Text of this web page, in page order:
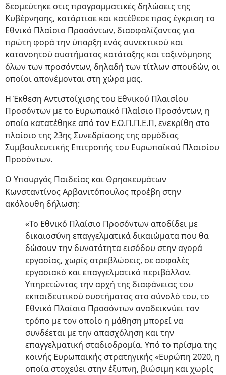
δεσμεύτηκε στις προγραμματικές δηλώσεις της
Κυβέρνησης, κατάρτισε και κατέθεσε προς έγκριση το
Εθνικό Πλαίσιο Προσόντων, διασφαλίζοντας για
πρώτη φορά την ύπαρξη ενός συνεκτικού και
κατανοητού συστήματος κατάταξης και ταξινόμησης
όλων των προσόντων, δηλαδή των τίτλων σπουδών, οι
οποίοι απονέμονται στη χώρα μας.
Η Έκθεση Αντιστοίχισης του Εθνικού Πλαισίου
Προσόντων με το Ευρωπαϊκό Πλαίσιο Προσόντων, η
οποία κατατέθηκε από τον Ε.Ο.Π.Π.Ε.Π, ενεκρίθη στο
πλαίσιο της 23ης Συνεδρίασης της αρμόδιας
Συμβουλευτικής Επιτροπής του Ευρωπαϊκού Πλαισίου
Προσόντων.
Ο Υπουργός Παιδείας και Θρησκευμάτων
Κωνσταντίνος Αρβανιτόπουλος προέβη στην
ακόλουθη δήλωση:
«Το Εθνικό Πλαίσιο Προσόντων αποδίδει με
δικαιοσύνη επαγγελματικά δικαιώματα που θα
δώσουν την δυνατότητα εισόδου στην αγορά
εργασίας, χωρίς στρεβλώσεις, σε ασφαλές
εργασιακό και επαγγελματικό περιβάλλον.
Υπηρετώντας την αρχή της διαφάνειας του
εκπαιδευτικού συστήματος στο σύνολό του, το
Εθνικό Πλαίσιο Προσόντων αναδεικνύει τον
τρόπο με τον οποίο η μάθηση μπορεί να
συνδέεται με την απασχόληση και την
επαγγελματική σταδιοδρομία. Υπό το πρίσμα της
κοινής Ευρωπαϊκής στρατηγικής «Ευρώπη 2020, η
οποία στοχεύει στην έξυπνη, βιώσιμη και χωρίς